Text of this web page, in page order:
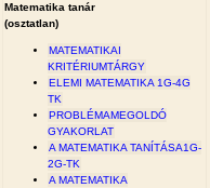
Matematika tanár
(osztatlan)
MATEMATIKAI
KRITÉRIUMTÁRGY
ELEMI MATEMATIKA 1G-4G
TK
PROBLÉMAMEGOLDÓ
GYAKORLAT
A MATEMATIKA TANÍTÁSA1G-
2G-TK
A MATEMATIKA